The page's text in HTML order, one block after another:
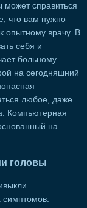
может справиться
что вам нужно
опытному врачу. В
себя и
больному
на сегодняшний
любое, даже
Компьютерная
на
головы
симптомов.